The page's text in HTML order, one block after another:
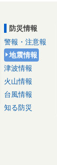
防災情報
警報・注意報
地震情報
津波情報
火山情報
台風情報
知る防災